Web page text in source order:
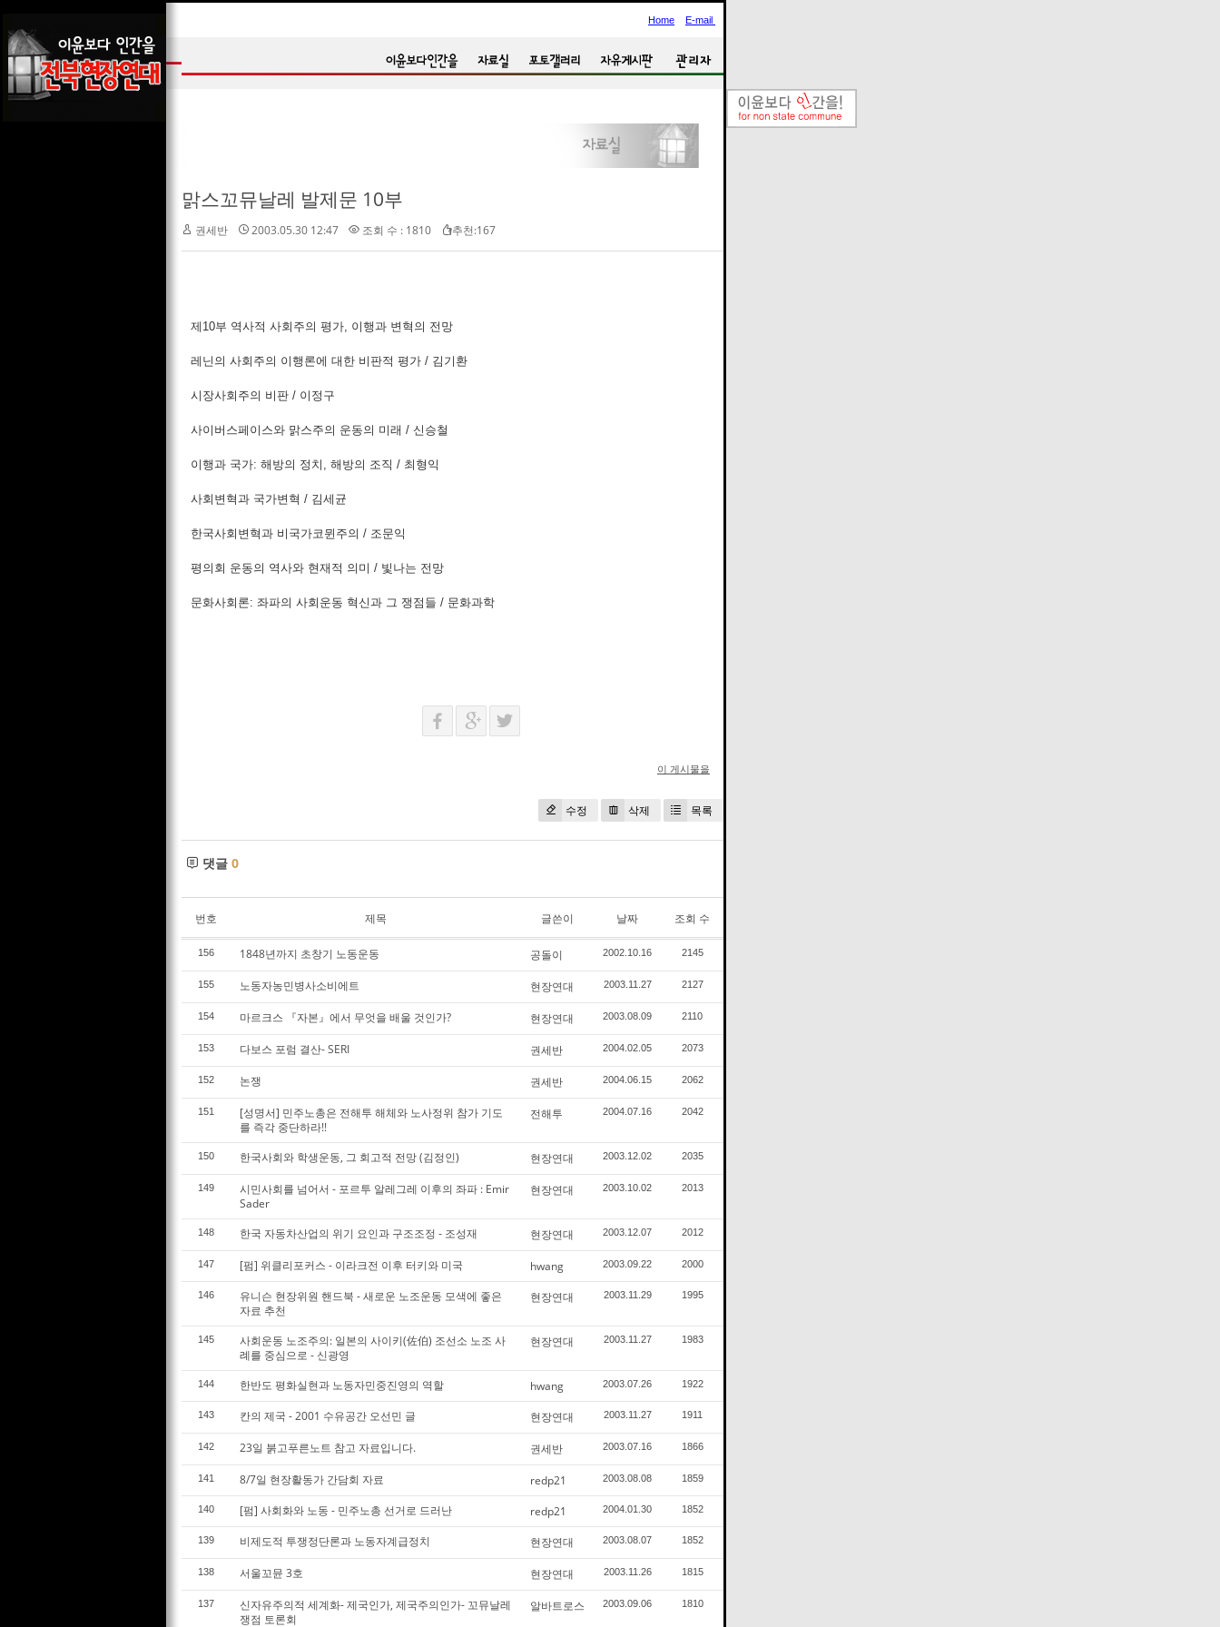
Home E-mail
맑스꼬뮤날레 발제문 10부
권세반 2003.05.30 12:47 조회 수 : 1810 추천:167
제10부 역사적 사회주의 평가, 이행과 변혁의 전망
레닌의 사회주의 이행론에 대한 비판적 평가 / 김기환
시장사회주의 비판 / 이정구
사이버스페이스와 맑스주의 운동의 미래 / 신승철
이행과 국가: 해방의 정치, 해방의 조직 / 최형익
사회변혁과 국가변혁 / 김세균
한국사회변혁과 비국가코뮌주의 / 조문익
평의회 운동의 역사와 현재적 의미 / 빛나는 전망
문화사회론: 좌파의 사회운동 혁신과 그 쟁점들 / 문화과학
이 게시물을
수정 삭제 목록
댓글 0
번호 제목 글쓴이 날짜 조회 수
156 1848년까지 초창기 노동운동 공돌이 2002.10.16 2145
155 노동자농민병사소비에트 현장연대 2003.11.27 2127
154 마르크스 『자본』에서 무엇을 배울 것인가? 현장연대 2003.08.09 2110
153 다보스 포럼 결산- SERI 권세반 2004.02.05 2073
152 논쟁 권세반 2004.06.15 2062
151
[성명서] 민주노총은 전해투 해체와 노사정위 참가 기도
를 즉각 중단하라!!
전해투 2004.07.16 2042
150 한국사회와 학생운동, 그 회고적 전망 (김정인) 현장연대 2003.12.02 2035
149
시민사회를 넘어서 - 포르투 알레그레 이후의 좌파 : Emir
Sader
현장연대 2003.10.02 2013
148 한국 자동차산업의 위기 요인과 구조조정 - 조성재 현장연대 2003.12.07 2012
147 [펌] 위클리포커스 - 이라크전 이후 터키와 미국 hwang 2003.09.22 2000
146
유니슨 현장위원 핸드북 - 새로운 노조운동 모색에 좋은
자료 추천
현장연대 2003.11.29 1995
145
사회운동 노조주의: 일본의 사이키(佐伯) 조선소 노조 사
례를 중심으로 - 신광영
현장연대 2003.11.27 1983
144 한반도 평화실현과 노동자민중진영의 역할 hwang 2003.07.26 1922
143 칸의 제국 - 2001 수유공간 오선민 글 현장연대 2003.11.27 1911
142 23일 붉고푸른노트 참고 자료입니다. 권세반 2003.07.16 1866
141 8/7일 현장활동가 간담회 자료 redp21 2003.08.08 1859
140 [펌] 사회화와 노동 - 민주노총 선거로 드러난 redp21 2004.01.30 1852
139 비제도적 투쟁정단론과 노동자계급정치 현장연대 2003.08.07 1852
138 서울꼬뮨 3호 현장연대 2003.11.26 1815
137
신자유주의적 세계화- 제국인가, 제국주의인가- 꼬뮤날레
쟁점 토론회
알바트로스 2003.09.06 1810